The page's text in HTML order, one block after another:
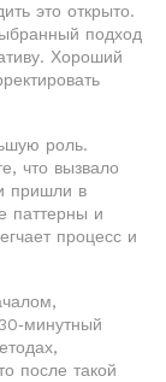
это открыто.
подход
Хороший
роль.
что вызвало
пришли в
паттерны и
процесс и
после такой